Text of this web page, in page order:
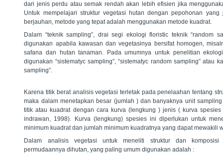
dari jenis perdu atau semak rendah akan lebih efisien jika
Untuk mempelajari struktur vegetasi hutan dengan pepohonan yang
berjauhan, metode yang tepat adalah menggunakan metode kuadrat.
Dalam “teknik sampling”, drai segi ekologi floristic teknik “random
digunakan apabila kawasan dan vegetasinya bersifat homogen,
safana dan hutan tanaman. Pada umumnya untuk penelitian
digunakan “sistematyc sampling”, “sistematyc random sampling” atau
sampling”.
Karena titik berat analisis vegetasi terletak pada penelaahan tentang
maka dalam menetapkan besar (jumlah ) dan banyaknya unit
titik atau kuadrat dengan cara kurva (lengkung ) jenis ( kurva
indrawan, 1998). Kurva (lengkung) spesies ini diperlukan untuk
minimum kuadrat dan jumlah minimum kuadratnya yang dapat mewakili
Dalam analisis vegetasi untuk meneliti struktur dan
permudaannya dihutan, yang paling umum digunakan adalah :